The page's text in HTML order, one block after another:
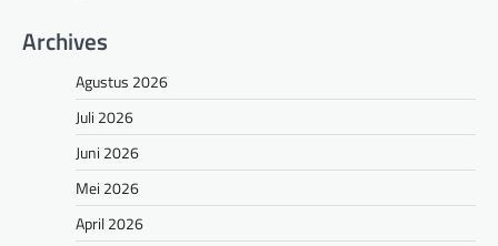
Archives
Agustus 2026
Juli 2026
Juni 2026
Mei 2026
April 2026